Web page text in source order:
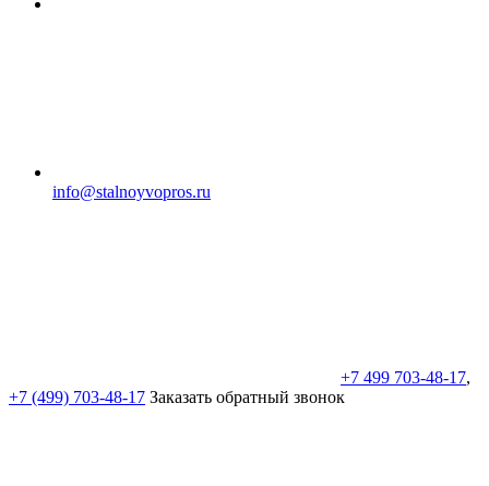
info@stalnoyvopros.ru
+7 499 703-48-17,
+7 (499) 703-48-17 Заказать обратный звонок